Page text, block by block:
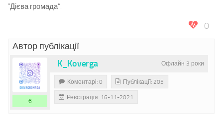
“Дієва громада”.
0
Автор публікації
Офлайн 3 роки
K_Koverga
6
Коментарі: 0 Публікації: 205
Реєстрація: 16-11-2021